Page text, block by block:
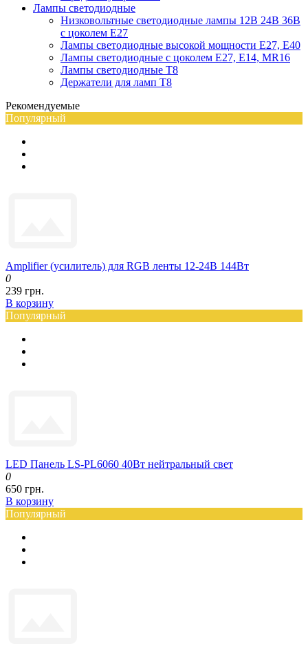
Лампы светодиодные
Низковольтные светодиодные лампы 12В 24В 36В
с цоколем Е27
Лампы светодиодные высокой мощности Е27, Е40
Лампы светодиодные с цоколем Е27, Е14, MR16
Лампы светодиодные Т8
Держатели для ламп T8
Рекомендуемые
Популярный
Amplifier (усилитель) для RGB ленты 12-24В 144Вт
0
239 грн.
В корзину
Популярный
LED Панель LS-PL6060 40Вт нейтральный свет
0
650 грн.
В корзину
Популярный